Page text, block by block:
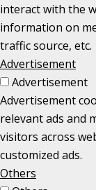
interact with the
information on
traffic source, etc.
Advertisement
Advertisement
Advertisement
relevant ads and
visitors across
customized ads.
Others